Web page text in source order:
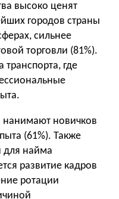
высоко ценят
городов страны
сильнее
торговли (81%).
где
нанимают новичков
(61%). Также
для найма
развитие кадров
ротации